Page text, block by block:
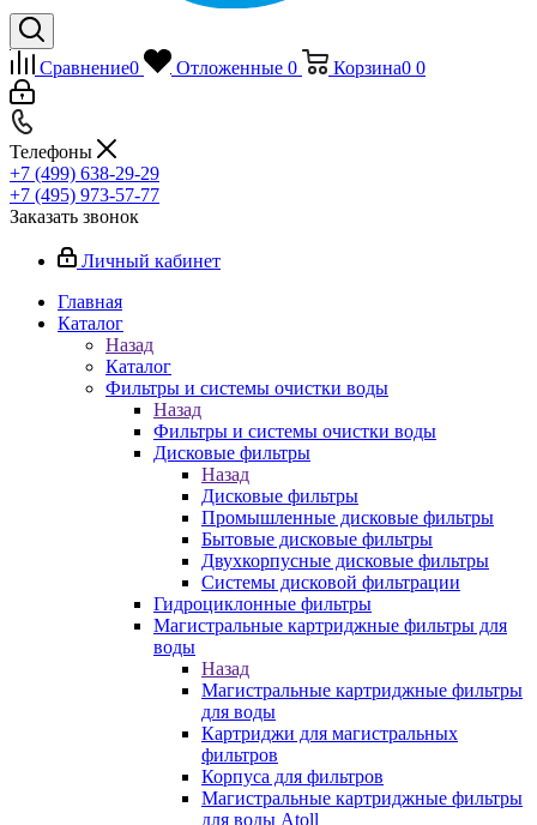
Сравнение0 Отложенные 0 Корзина0 0
Телефоны
+7 (499) 638-29-29
+7 (495) 973-57-77
Заказать звонок
Личный кабинет
Главная
Каталог
Назад
Каталог
Фильтры и системы очистки воды
Назад
Фильтры и системы очистки воды
Дисковые фильтры
Назад
Дисковые фильтры
Промышленные дисковые фильтры
Бытовые дисковые фильтры
Двухкорпусные дисковые фильтры
Системы дисковой фильтрации
Гидроциклонные фильтры
Магистральные картриджные фильтры для
воды
Назад
Магистральные картриджные фильтры
для воды
Картриджи для магистральных
фильтров
Корпуса для фильтров
Магистральные картриджные фильтры
для воды Atoll